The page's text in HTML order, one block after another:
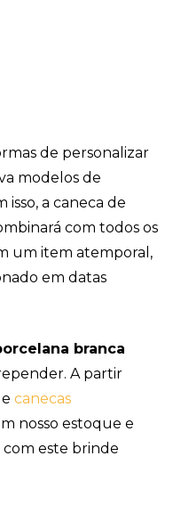
de personalizar
modelos de
isso, a caneca de
com todos os
um item atemporal,
em datas
branca
A partir
canecas
nosso estoque e
este brinde